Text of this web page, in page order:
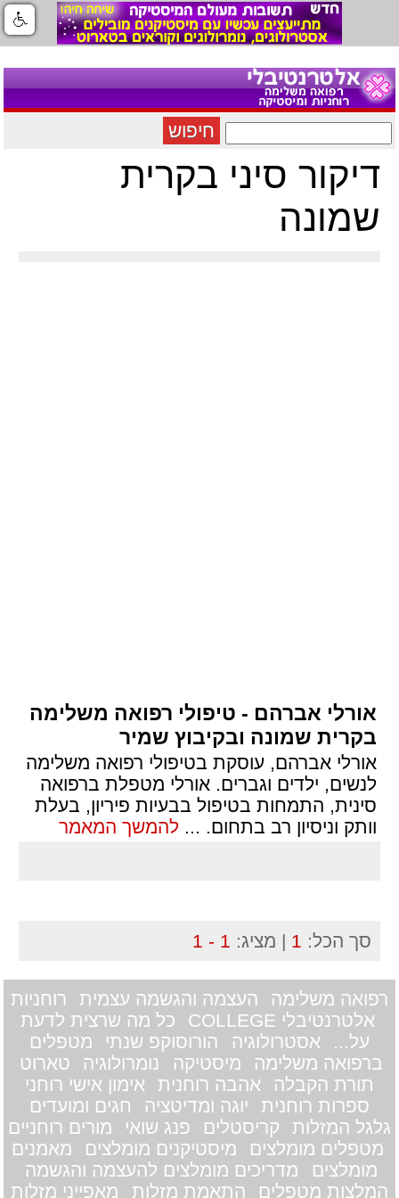
חיפוש
דיקור סיני בקרית
שמונה
אורלי אברהם - טיפולי רפואה משלימה
בקרית שמונה ובקיבוץ שמיר
אורלי אברהם, עוסקת בטיפולי רפואה משלימה
לנשים, ילדים וגברים. אורלי מטפלת ברפואה
סינית, התמחות בטיפול בבעיות פיריון, בעלת
וותק וניסיון רב בתחום. ... להמשך המאמר
סך הכל: 1 | מציג: 1 - 1
רפואה משלימה העצמה והגשמה עצמית
רוחניות
אלטרנטיבלי COLLEGE
כל מה שרצית לדעת
על...
אסטרולוגיה הורוסוקפ שנתי
מטפלים
ברפואה משלימה
מיסטיקה נומרולוגיה
טארוט
תורת הקבלה
אהבה רוחנית
אימון אישי רוחני
ספרות רוחנית
יוגה ומדיטציה
חגים ומועדים
גלגל המזלות
קריסטלים פנג שואי
מורים רוחניים
מטפלים מומלצים
מיסטיקנים מומלצים
מאמנים
מומלצים
מדריכים מומלצים להעצמה והגשמה
המלצות מטפלים
התאמת מזלות מאפייני מזלות